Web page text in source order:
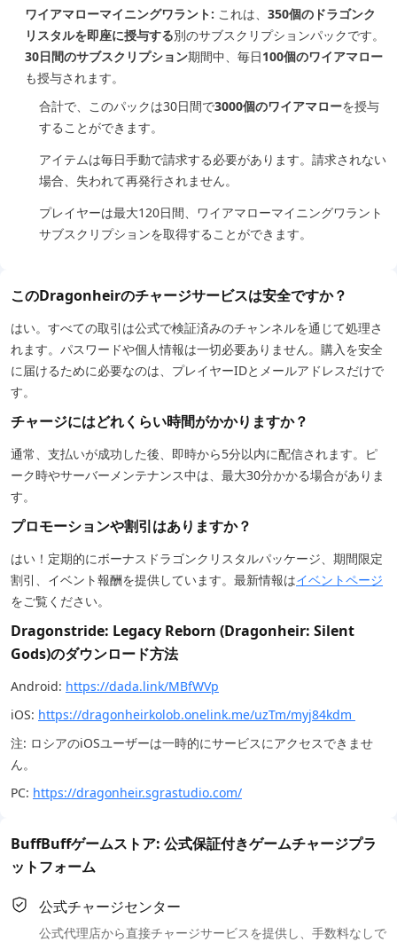
ワイアマローマイニングワラント: これは、 350個のドラゴンク
リスタルを即座に授与する別のサブスクリプションパックです。
30日間のサブスクリプション期間中、毎日100個のワイアマロー
も授与されます。
合計で、このパックは30日間で3000個のワイアマローを授与
することができます。
アイテムは毎日手動で請求する必要があります。請求されない
場合、失われて再発行されません。
プレイヤーは最大120日間、ワイアマローマイニングワラント
サブスクリプションを取得することができます。
このDragonheirのチャージサービスは安全ですか？
はい。すべての取引は公式で検証済みのチャンネルを通じて処理さ
れます。パスワードや個人情報は一切必要ありません。購入を安全
に届けるために必要なのは、プレイヤーIDとメールアドレスだけで
す。
チャージにはどれくらい時間がかかりますか？
通常、支払いが成功した後、即時から5分以内に配信されます。ピ
ーク時やサーバーメンテナンス中は、最大30分かかる場合がありま
す。
プロモーションや割引はありますか？
はい！定期的にボーナスドラゴンクリスタルパッケージ、期間限定
割引、イベント報酬を提供しています。最新情報はイベントページ
をご覧ください。
Dragonstride: Legacy Reborn (Dragonheir: Silent
Gods)のダウンロード方法
Android: https://dada.link/MBfWVp
iOS: https://dragonheirkolob.onelink.me/uzTm/myj84kdm
注: ロシアのiOSユーザーは一時的にサービスにアクセスできませ
ん。
PC: https://dragonheir.sgrastudio.com/
BuffBuffゲームストア: 公式保証付きゲームチャージプラ
ットフォーム
公式チャージセンター
公式代理店から直接チャージサービスを提供し、手数料なしで